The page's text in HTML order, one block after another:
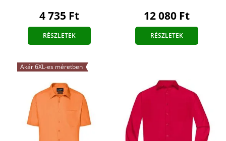
4 735 Ft
RÉSZLETEK
12 080 Ft
RÉSZLETEK
Akár 6XL-es méretben